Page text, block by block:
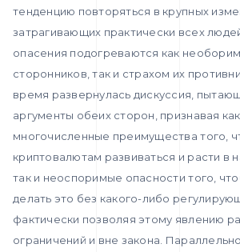
тенденцию повторяться в крупных
затрагивающих практически всех
опасения подогреваются как
сторонников, так и страхом их
время развернулась дискуссия,
аргументы обеих сторон, признавая
многочисленные преимущества того,
криптовалютам развиваться и расти в
так и неоспоримые опасности того,
делать это без какого-либо
фактически позволяя этому явлению
ограничений и вне закона.